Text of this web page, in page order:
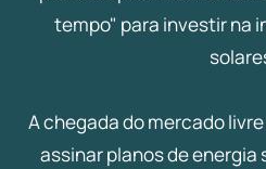
tempo" para investir na
A chegada do mercado
assinar planos de energia